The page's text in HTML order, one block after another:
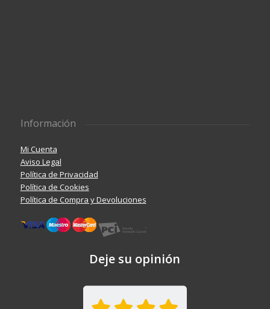
Información
Mi Cuenta
Aviso Legal
Política de Privacidad
Política de Cookies
Política de Compra y Devoluciones
Deje su opinión